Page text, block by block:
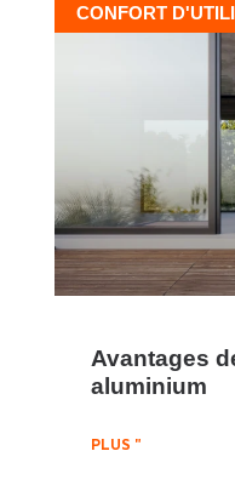
CONFORT
Avantages
aluminium
PLUS "